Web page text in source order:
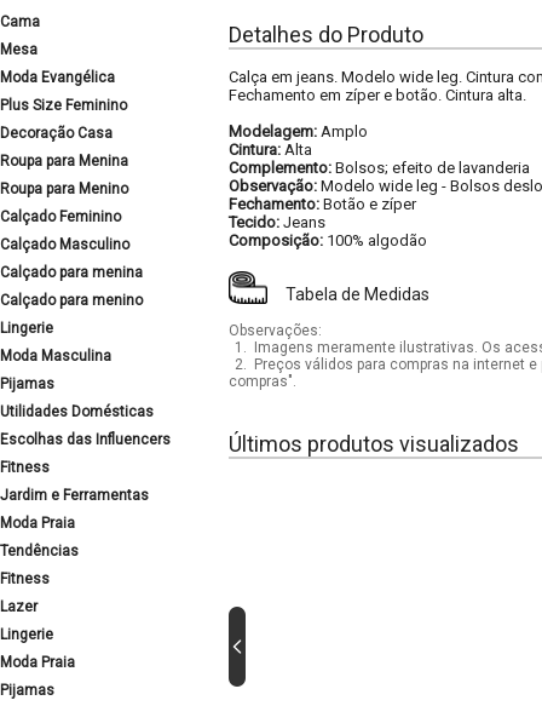
Cama
Mesa
Moda Evangélica
Plus Size Feminino
Decoração Casa
Roupa para Menina
Roupa para Menino
Calçado Feminino
Calçado Masculino
Calçado para menina
Calçado para menino
Lingerie
Moda Masculina
Pijamas
Utilidades Domésticas
Escolhas das Influencers
Fitness
Jardim e Ferramentas
Moda Praia
Tendências
Fitness
Lazer
Lingerie
Moda Praia
Pijamas
Detalhes do Produto
Calça em jeans. Modelo wide leg. Cintura
Fechamento em zíper e botão. Cintura alta.
Modelagem: Amplo
Cintura: Alta
Complemento: Bolsos; efeito de lavanderia
Observação: Modelo wide leg - Bolsos
Fechamento: Botão e zíper
Tecido: Jeans
Composição: 100% algodão
Tabela de Medidas
Observações:
1.
Imagens meramente ilustrativas. Os
2.
Preços válidos para compras na internet
compras".
Últimos produtos visualizados